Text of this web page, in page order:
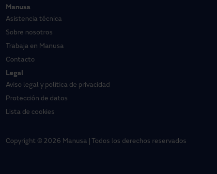
Manusa
Asistencia técnica
Sobre nosotros
Trabaja en Manusa
Contacto
Legal
Aviso legal y política de privacidad
Protección de datos
Lista de cookies
Copyright © 2026 Manusa | Todos los derechos reservados